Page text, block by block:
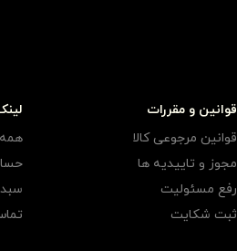
قوانین و مقررات
قوانین مرجوعی کالا
مجوز و تاییدیه ها
رفع مسئولیت
ثبت شکایت